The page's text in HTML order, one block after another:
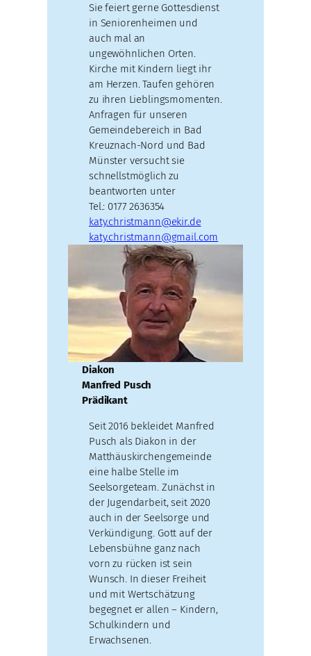
Sie feiert gerne Gottesdienst
in Seniorenheimen und
auch mal an
ungewöhnlichen Orten.
Kirche mit Kindern liegt ihr
am Herzen. Taufen gehören
zu ihren Lieblingsmomenten.
Anfragen für unseren
Gemeindebereich in Bad
Kreuznach-Nord und Bad
Münster versucht sie
schnellstmöglich zu
beantworten unter
Tel.: 0177 2636354
katy.christmann@ekir.de
katy.christmann@gmail.com
Diakon
Manfred Pusch
Prädikant
Seit 2016 bekleidet Manfred
Pusch als Diakon in der
Matthäuskirchengemeinde
eine halbe Stelle im
Seelsorgeteam. Zunächst in
der Jugendarbeit, seit 2020
auch in der Seelsorge und
Verkündigung. Gott auf der
Lebensbühne ganz nach
vorn zu rücken ist sein
Wunsch. In dieser Freiheit
und mit Wertschätzung
begegnet er allen – Kindern,
Schulkindern und
Erwachsenen.